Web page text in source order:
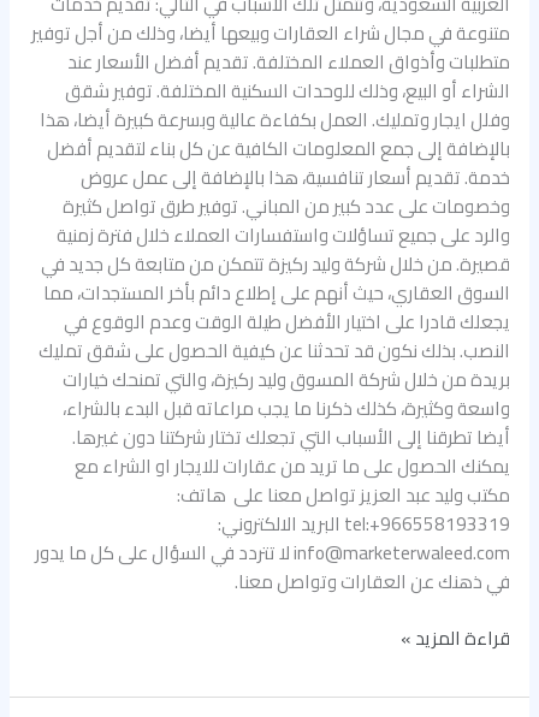
متنوعة في مجال شراء العقارات وبيعها أيضا، وذلك من أجل توفير
متطلبات وأذواق العملاء المختلفة. تقديم أفضل الأسعار عند
الشراء أو البيع، وذلك للوحدات السكنية المختلفة. توفير شقق
وفلل ايجار وتمليك. العمل بكفاءة عالية وبسرعة كبيرة أيضا، هذا
بالإضافة إلى جمع المعلومات الكافية عن كل بناء لتقديم أفضل
خدمة. تقديم أسعار تنافسية، هذا بالإضافة إلى عمل عروض
وخصومات على عدد كبير من المباني. توفير طرق تواصل كثيرة
والرد على جميع تساؤلات واستفسارات العملاء خلال فترة زمنية
قصيرة. من خلال شركة وليد ركيزة تتمكن من متابعة كل جديد في
السوق العقاري، حيث أنهم على إطلاع دائم بأخر المستجدات، مما
يجعلك قادرا على اختيار الأفضل طيلة الوقت وعدم الوقوع في
النصب. بذلك نكون قد تحدثنا عن كيفية الحصول على شقق تمليك
بريدة من خلال شركة المسوق وليد ركيزة، والتي تمنحك خيارات
واسعة وكثيرة، كذلك ذكرنا ما يجب مراعاته قبل البدء بالشراء،
أيضا تطرقنا إلى الأسباب التي تجعلك تختار شركتنا دون غيرها.
يمكنك الحصول على ما تريد من عقارات للايجار او الشراء مع
مكتب وليد عبد العزيز تواصل معنا على هاتف:
tel:+966558193319 البريد الالكتروني:
info@marketerwaleed.com لا تتردد في السؤال على كل ما يدور
في ذهنك عن العقارات وتواصل معنا.
قراءة المزيد »